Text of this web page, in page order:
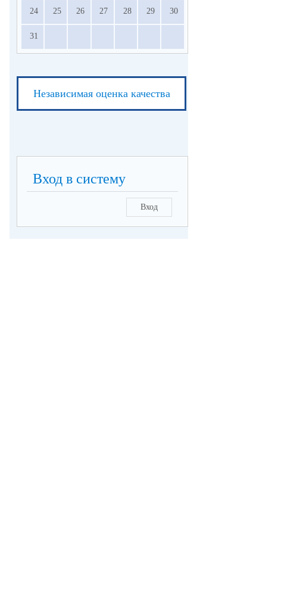
24 25 26 27 28 29 30
31
Независимая оценка качества
Вход в систему
Вход